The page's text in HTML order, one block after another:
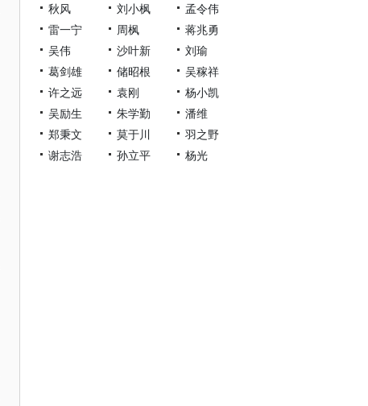
秋风
刘小枫
孟令伟
雷一宁
周枫
蒋兆勇
吴伟
沙叶新
刘瑜
葛剑雄
储昭根
吴稼祥
许之远
袁刚
杨小凯
吴励生
朱学勤
潘维
郑秉文
莫于川
羽之野
谢志浩
孙立平 杨光